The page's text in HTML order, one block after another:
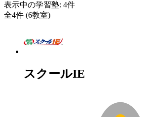
表示中の学習塾: 4件
全4件 (6教室)
スクールIE